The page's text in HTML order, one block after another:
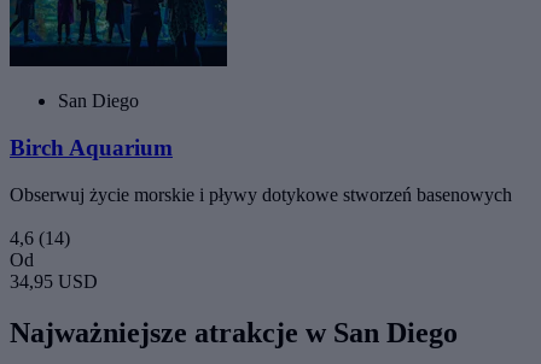
San Diego
Birch Aquarium
Obserwuj życie morskie i pływy dotykowe stworzeń basenowych
4,6 (14)
Od
34,95 USD
Najważniejsze atrakcje w San Diego